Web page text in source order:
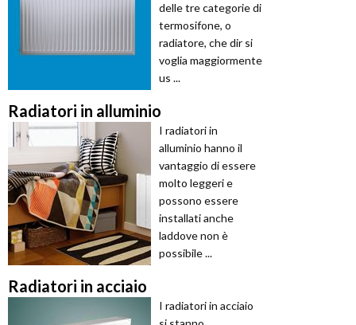
delle tre categorie di
termosifone, o
radiatore, che dir si
voglia maggiormente
us ...
Radiatori in alluminio
I radiatori in
alluminio hanno il
vantaggio di essere
molto leggeri e
possono essere
installati anche
laddove non è
possibile ...
Radiatori in acciaio
I radiatori in acciaio